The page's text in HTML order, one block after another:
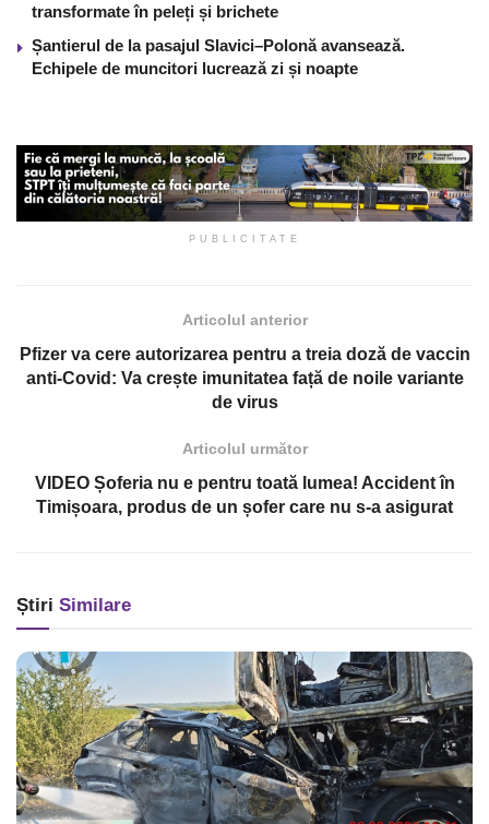
transformate în peleți și brichete
Șantierul de la pasajul Slavici–Polonă avansează.
Echipele de muncitori lucrează zi și noapte
PUBLICITATE
Articolul anterior
Pfizer va cere autorizarea pentru a treia doză de vaccin
anti-Covid: Va crește imunitatea față de noile variante
de virus
Articolul următor
VIDEO Șoferia nu e pentru toată lumea! Accident în
Timișoara, produs de un șofer care nu s-a asigurat
Știri Similare